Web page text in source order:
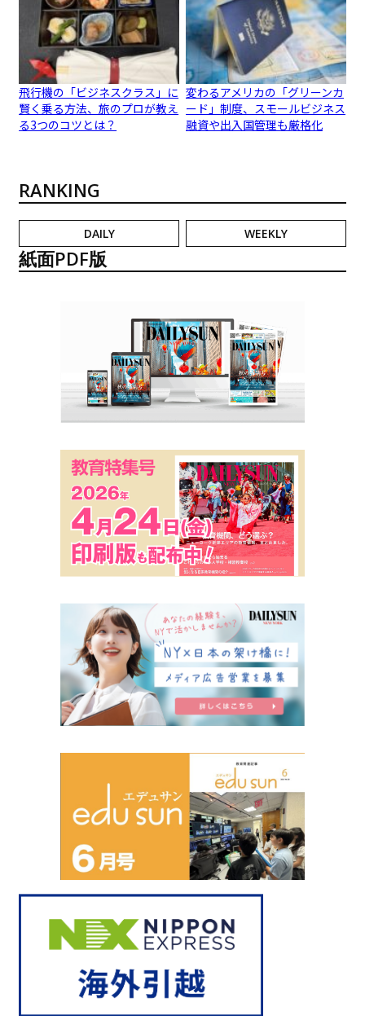
飛行機の「ビジネスクラス」に
賢く乗る方法、旅のプロが教え
る3つのコツとは？
変わるアメリカの「グリーンカ
ード」制度、スモールビジネス
融資や出入国管理も厳格化
RANKING
DAILY WEEKLY
紙面PDF版